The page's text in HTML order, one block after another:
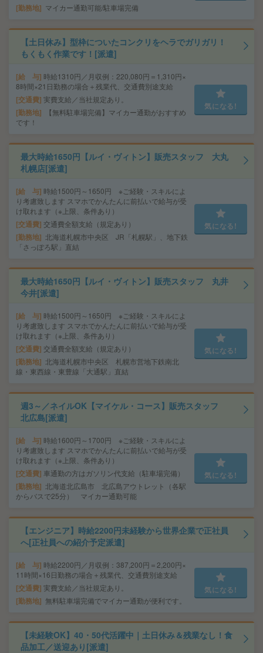
勤務地 マイカー通勤可能/駐車場完備
【土日休み】型枠についたコンクリをヘラでガリガリ！
もくもく作業です！[派遣]
給 与 時給1310円／月収例：220,080円＝1,310円×
8時間×21日勤務の場合＋残業代、交通費別途支給
交通費 実費支給／当社規定あり。
勤務地
【無料駐車場完備】マイカー通勤がおすすめ
です！
気になる!
最大時給1650円【ルイ・ヴィトン】販売スタッフ 大丸
札幌店[派遣]
給 与 時給1500円～1650円 ※ご経験・スキルによ
り考慮致します スマホでかんたんに前払いで給与が受
け取れます（※上限、条件あり）
交通費 交通費全額支給（規定あり）
勤務地
北海道札幌市中央区 JR「札幌駅」、地下鉄
「さっぽろ駅」直結
気になる!
最大時給1650円【ルイ・ヴィトン】販売スタッフ 丸井
今井[派遣]
給 与 時給1500円～1650円 ※ご経験・スキルによ
り考慮致します スマホでかんたんに前払いで給与が受
け取れます（※上限、条件あり）
交通費 交通費全額支給（規定あり）
勤務地
北海道札幌市中央区 札幌市営地下鉄南北
線・東西線・東豊線「大通駅」直結
気になる!
週3～／ネイルOK【マイケル・コース】販売スタッフ
北広島[派遣]
給 与 時給1600円～1700円 ※ご経験・スキルによ
り考慮致します スマホでかんたんに前払いで給与が受
け取れます（※上限、条件あり）
交通費 車通勤の方はガソリン代支給（駐車場完備）
勤務地
北海道北広島市 北広島アウトレット（各駅
からバスで25分） マイカー通勤可能
気になる!
【エンジニア】時給2200円未経験から世界企業で正社員
へ[正社員への紹介予定派遣]
給 与 時給2200円／月収例：387,200円＝2,200円×
11時間×16日勤務の場合＋残業代、交通費別途支給
交通費 実費支給／当社規定あり。
勤務地 無料駐車場完備でマイカー通勤が便利です。
気になる!
【未経験OK】40・50代活躍中｜土日休み＆残業なし！食
品加工／送迎あり[派遣]